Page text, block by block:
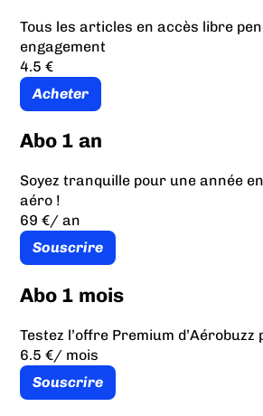
Tous les articles en accès libre
engagement
4.5 €
Acheter
Abo 1 an
Soyez tranquille pour une année
aéro !
69 €/ an
Souscrire
Abo 1 mois
Testez l’offre Premium d’Aérobuzz
6.5 €/ mois
Souscrire